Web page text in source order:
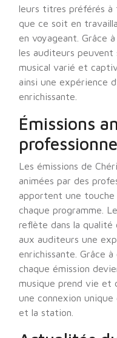
leurs titres préférés à
que ce soit en
en voyageant. Grâce
les auditeurs peuvent
musical varié et
ainsi une expérience
enrichissante.
Émissions
Les émissions de
animées par des
apportent une
chaque programme.
reflète dans la
aux auditeurs une
enrichissante. Grâce
chaque émission
musique prend vie et
une connexion
et la station.